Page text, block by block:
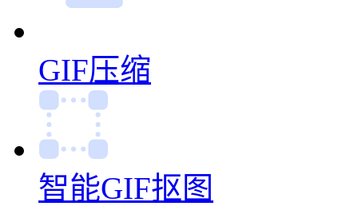
GIF压缩
智能GIF抠图